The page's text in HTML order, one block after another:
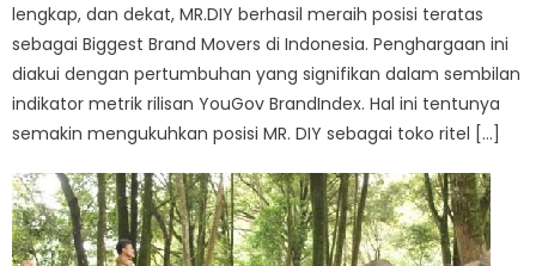
lengkap, dan dekat, MR.DIY berhasil meraih posisi teratas
sebagai Biggest Brand Movers di Indonesia. Penghargaan ini
diakui dengan pertumbuhan yang signifikan dalam sembilan
indikator metrik rilisan YouGov BrandIndex. Hal ini tentunya
semakin mengukuhkan posisi MR. DIY sebagai toko ritel […]